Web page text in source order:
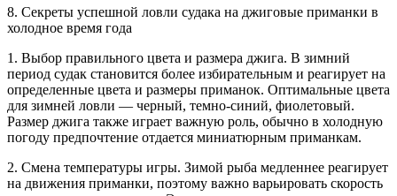
8. Секреты успешной ловли судака на джиговые приманки в
холодное время года
1. Выбор правильного цвета и размера джига. В зимний
период судак становится более избирательным и реагирует на
определенные цвета и размеры приманок. Оптимальные цвета
для зимней ловли — черный, темно-синий, фиолетовый.
Размер джига также играет важную роль, обычно в холодную
погоду предпочтение отдается миниатюрным приманкам.
2. Смена температуры игры. Зимой рыба медленнее реагирует
на движения приманки, поэтому важно варьировать скорость